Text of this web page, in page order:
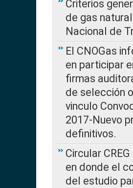
Criterios
de gas
Nacional de
El CNOGas
en participar
firmas
de selección
vinculo
2017-Nuevo
definitivos.
Circular
en donde el
del estudio